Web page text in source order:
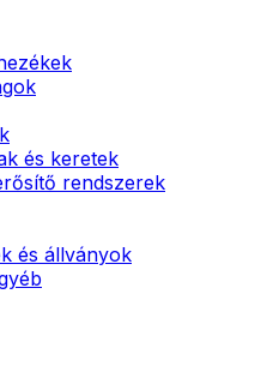
és keretek
rendszerek
és állványok